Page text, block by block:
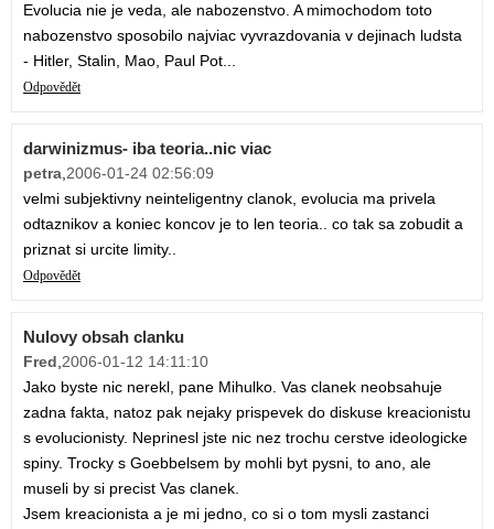
Evolucia nie je veda, ale nabozenstvo. A mimochodom toto
nabozenstvo sposobilo najviac vyvrazdovania v dejinach ludsta
- Hitler, Stalin, Mao, Paul Pot...
Odpovědět
darwinizmus- iba teoria..nic viac
petra,2006-01-24 02:56:09
velmi subjektivny neinteligentny clanok, evolucia ma privela
odtaznikov a koniec koncov je to len teoria.. co tak sa zobudit a
priznat si urcite limity..
Odpovědět
Nulovy obsah clanku
Fred,2006-01-12 14:11:10
Jako byste nic nerekl, pane Mihulko. Vas clanek neobsahuje
zadna fakta, natoz pak nejaky prispevek do diskuse kreacionistu
s evolucionisty. Neprinesl jste nic nez trochu cerstve ideologicke
spiny. Trocky s Goebbelsem by mohli byt pysni, to ano, ale
museli by si precist Vas clanek.
Jsem kreacionista a je mi jedno, co si o tom mysli zastanci